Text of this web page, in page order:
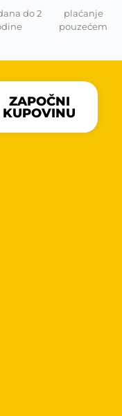
do 2
plaćanje
pouzećem
ZAPOČNI
KUPOVINU